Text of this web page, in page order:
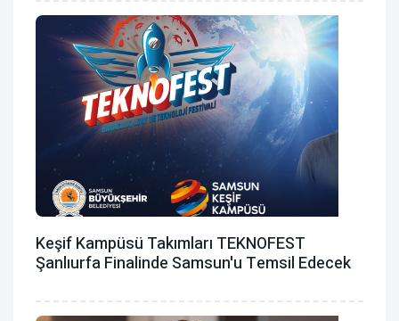
Keşif Kampüsü Takımları TEKNOFEST
Şanlıurfa Finalinde Samsun'u Temsil Edecek